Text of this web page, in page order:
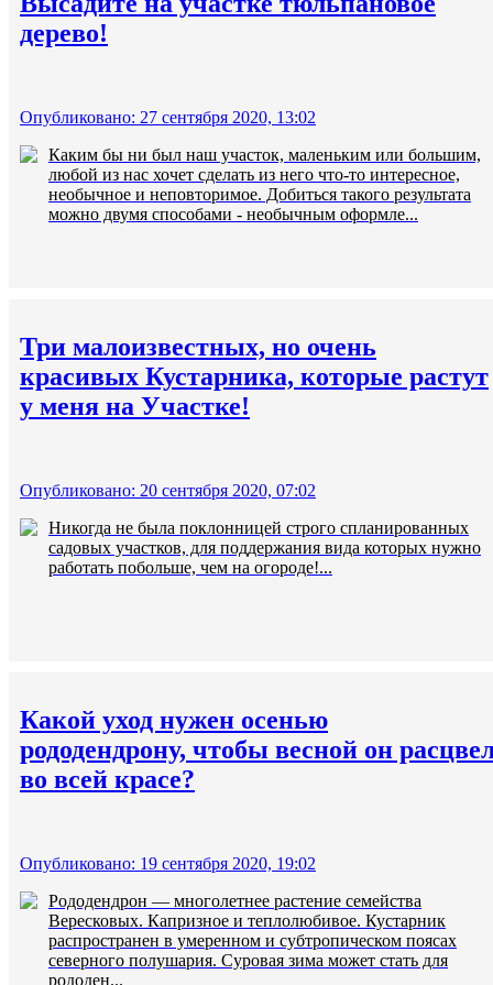
дерево!
Опубликовано: 27 сентября 2020, 13:02
Каким бы ни был наш участок, маленьким или большим,
любой из нас хочет сделать из него что-то интересное,
необычное и неповторимое. Добиться такого результата
можно двумя способами - необычным оформле...
Три малоизвестных, но очень
красивых Кустарника, которые растут
у меня на Участке!
Опубликовано: 20 сентября 2020, 07:02
Никогда не была поклонницей строго спланированных
садовых участков, для поддержания вида которых нужно
работать побольше, чем на огороде!...
Какой уход нужен осенью
рододендрону, чтобы весной он
во всей красе?
Опубликовано: 19 сентября 2020, 19:02
Рододендрон — многолетнее растение семейства
Вересковых. Капризное и теплолюбивое. Кустарник
распространен в умеренном и субтропическом поясах
северного полушария. Суровая зима может стать для
рододен...